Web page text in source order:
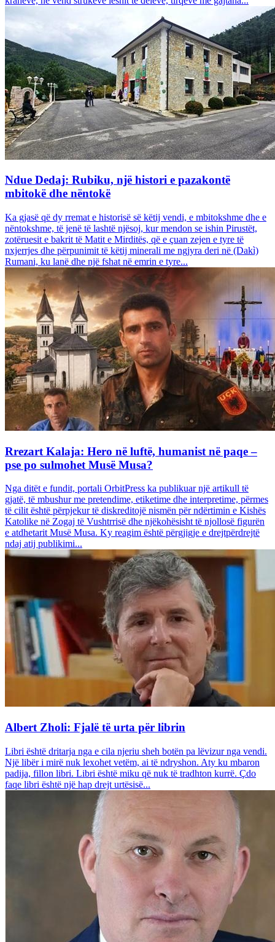
Ndue Dedaj: Rubiku, një histori e pazakontë
mbitokë dhe nëntokë
Ka gjasë që dy rremat e historisë së këtij vendi, e mbitokshme dhe e
nëntokshme, të jenë të lashtë njësoj, kur mendon se ishin Pirustët,
zotëruesit e bakrit të Matit e Mirditës, që e çuan zejen e tyre të
nxjerrjes dhe përpunimit të këtij minerali me ngjyra deri në (Dakì)
Rumani, ku lanë dhe një fshat në emrin e tyre...
Rrezart Kalaja: Hero në luftë, humanist në paqe –
pse po sulmohet Musë Musa?
Nga ditët e fundit, portali OrbitPress ka publikuar një artikull të
gjatë, të mbushur me pretendime, etiketime dhe interpretime, përmes
të cilit është përpjekur të diskreditojë nismën për ndërtimin e Kishës
Katolike në Zogaj të Vushtrrisë dhe njëkohësisht të njollosë figurën
e atdhetarit Musë Musa. Ky reagim është përgjigje e drejtpërdrejtë
ndaj atij publikimi...
Albert Zholi: Fjalë të urta për librin
Libri është dritarja nga e cila njeriu sheh botën pa lëvizur nga vendi.
Një libër i mirë nuk lexohet vetëm, ai të ndryshon. Aty ku mbaron
padija, fillon libri. Libri është miku që nuk të tradhton kurrë. Çdo
faqe libri është një hap drejt urtësisë...